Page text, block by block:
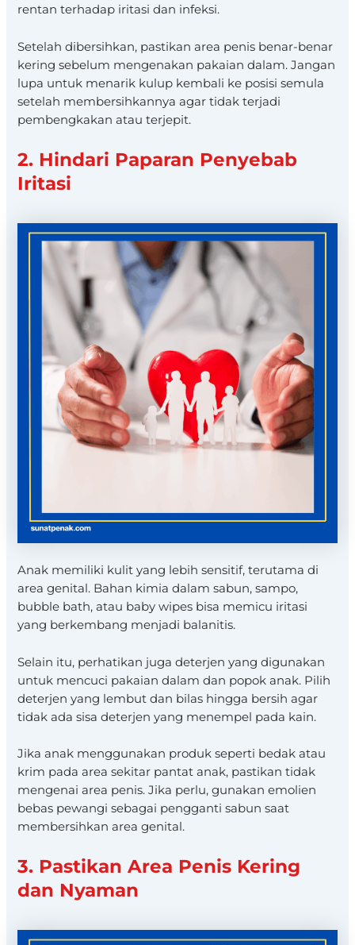
rentan terhadap iritasi dan infeksi.
Setelah dibersihkan, pastikan area penis benar-benar
kering sebelum mengenakan pakaian dalam. Jangan
lupa untuk menarik kulup kembali ke posisi semula
setelah membersihkannya agar tidak terjadi
pembengkakan atau terjepit.
2. Hindari Paparan Penyebab
Iritasi
Anak memiliki kulit yang lebih sensitif, terutama di
area genital. Bahan kimia dalam sabun, sampo,
bubble bath, atau baby wipes bisa memicu iritasi
yang berkembang menjadi balanitis.
Selain itu, perhatikan juga deterjen yang digunakan
untuk mencuci pakaian dalam dan popok anak. Pilih
deterjen yang lembut dan bilas hingga bersih agar
tidak ada sisa deterjen yang menempel pada kain.
Jika anak menggunakan produk seperti bedak atau
krim pada area sekitar pantat anak, pastikan tidak
mengenai area penis. Jika perlu, gunakan emolien
bebas pewangi sebagai pengganti sabun saat
membersihkan area genital.
3. Pastikan Area Penis Kering
dan Nyaman